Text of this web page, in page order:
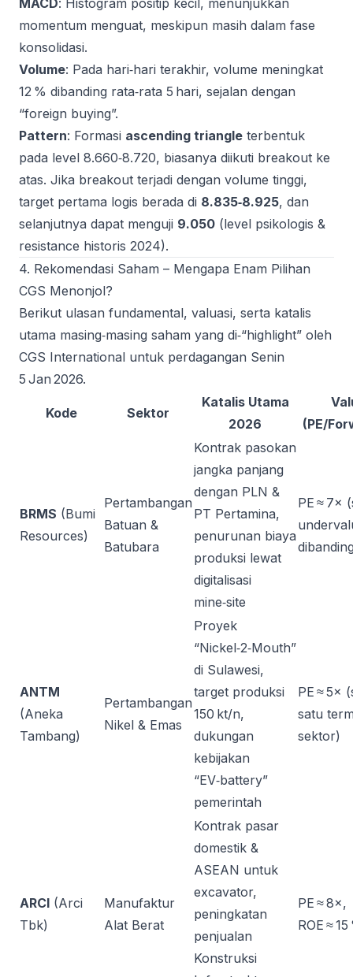
MACD: Histogram positip kecil, menunjukkan
momentum menguat, meskipun masih dalam fase
konsolidasi.
Volume: Pada hari‑hari terakhir, volume meningkat
12 % dibanding rata‑rata 5 hari, sejalan dengan
“foreign buying”.
Pattern: Formasi ascending triangle terbentuk
pada level 8.660‑8.720, biasanya diikuti breakout ke
atas. Jika breakout terjadi dengan volume tinggi,
target pertama logis berada di 8.835‑8.925, dan
selanjutnya dapat menguji 9.050 (level psikologis &
resistance historis 2024).
4. Rekomendasi Saham – Mengapa Enam Pilihan
CGS Menonjol?
Berikut ulasan fundamental, valuasi, serta katalis
utama masing‑masing saham yang di‑“highlight” oleh
CGS International untuk perdagangan Senin
5 Jan 2026.
Kode Sektor
Katalis Utama
2026
(PE/
BRMS (Bumi
Resources)
Pertambangan
Batuan &
Batubara
Kontrak pasokan
jangka panjang
dengan PLN &
PT Pertamina,
penurunan biaya
produksi lewat
digitalisasi
mine‑site
PE ≈ 7×
ANTM
(Aneka
Tambang)
Pertambangan
Nikel & Emas
Proyek
“Nickel‑2‑Mouth”
di Sulawesi,
target produksi
150 kt/n,
dukungan
kebijakan
“EV‑battery”
pemerintah
PE ≈ 5×
satu
sektor)
ARCI (Arci
Tbk)
Manufaktur
Alat Berat
Kontrak pasar
domestik &
ASEAN untuk
excavator,
peningkatan
penjualan
Konstruksi
PE ≈ 8×,
ROE ≈ 15